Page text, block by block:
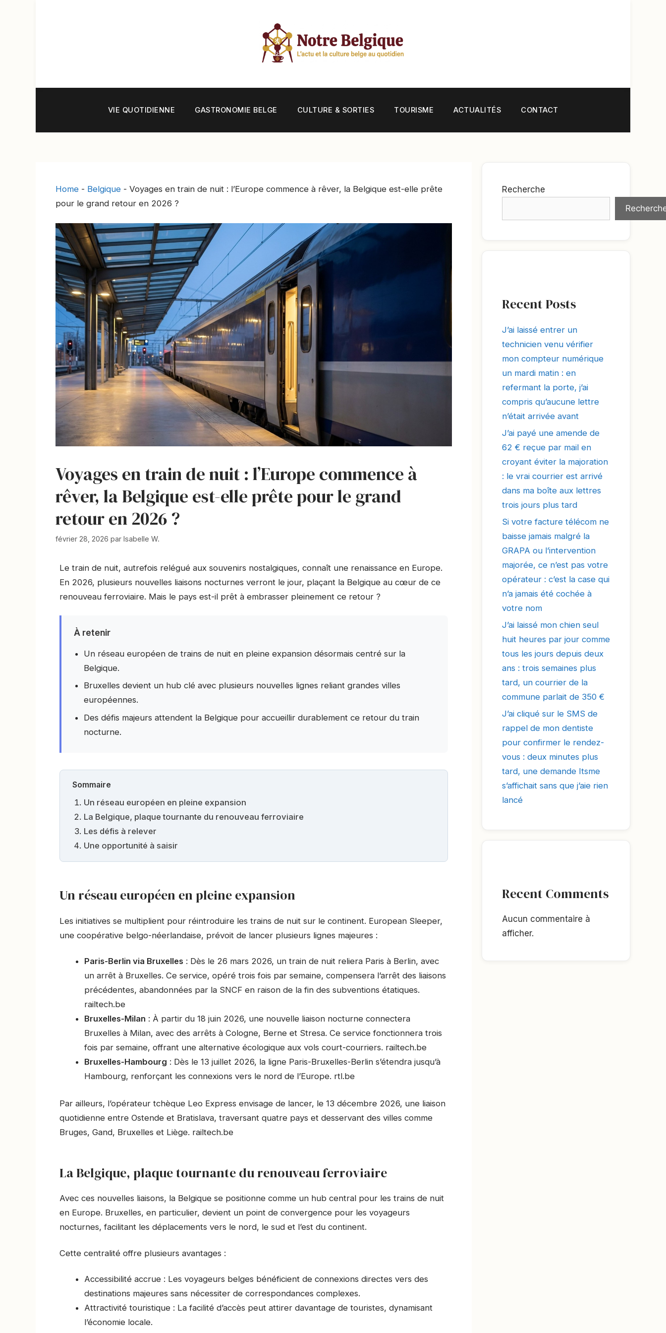
VIE QUOTIDIENNE GASTRONOMIE BELGE CULTURE & SORTIES TOURISME ACTUALITÉS CONTACT
Home - Belgique - Voyages en train de nuit : l’Europe commence à rêver, la Belgique est-elle prête
pour le grand retour en 2026 ?
Voyages en train de nuit : l’Europe commence à
rêver, la Belgique est-elle prête pour le grand
retour en 2026 ?
février 28, 2026 par Isabelle W.
Le train de nuit, autrefois relégué aux souvenirs nostalgiques, connaît une renaissance en Europe.
En 2026, plusieurs nouvelles liaisons nocturnes verront le jour, plaçant la Belgique au cœur de ce
renouveau ferroviaire. Mais le pays est-il prêt à embrasser pleinement ce retour ?
À retenir
Un réseau européen de trains de nuit en pleine expansion désormais centré sur la
Belgique.
Bruxelles devient un hub clé avec plusieurs nouvelles lignes reliant grandes villes
européennes.
Des défis majeurs attendent la Belgique pour accueillir durablement ce retour du train
nocturne.
Sommaire
Un réseau européen en pleine expansion
La Belgique, plaque tournante du renouveau ferroviaire
Les défis à relever
Une opportunité à saisir
Un réseau européen en pleine expansion
Les initiatives se multiplient pour réintroduire les trains de nuit sur le continent. European Sleeper,
une coopérative belgo-néerlandaise, prévoit de lancer plusieurs lignes majeures :
Paris-Berlin via Bruxelles : Dès le 26 mars 2026, un train de nuit reliera Paris à Berlin, avec
un arrêt à Bruxelles. Ce service, opéré trois fois par semaine, compensera l’arrêt des liaisons
précédentes, abandonnées par la SNCF en raison de la fin des subventions étatiques.
railtech.be
Bruxelles-Milan : À partir du 18 juin 2026, une nouvelle liaison nocturne connectera
Bruxelles à Milan, avec des arrêts à Cologne, Berne et Stresa. Ce service fonctionnera trois
fois par semaine, offrant une alternative écologique aux vols court-courriers. railtech.be
Bruxelles-Hambourg : Dès le 13 juillet 2026, la ligne Paris-Bruxelles-Berlin s’étendra jusqu’à
Hambourg, renforçant les connexions vers le nord de l’Europe. rtl.be
Par ailleurs, l’opérateur tchèque Leo Express envisage de lancer, le 13 décembre 2026, une liaison
quotidienne entre Ostende et Bratislava, traversant quatre pays et desservant des villes comme
Bruges, Gand, Bruxelles et Liège. railtech.be
La Belgique, plaque tournante du renouveau ferroviaire
Avec ces nouvelles liaisons, la Belgique se positionne comme un hub central pour les trains de nuit
en Europe. Bruxelles, en particulier, devient un point de convergence pour les voyageurs
nocturnes, facilitant les déplacements vers le nord, le sud et l’est du continent.
Cette centralité offre plusieurs avantages :
Accessibilité accrue : Les voyageurs belges bénéficient de connexions directes vers des
destinations majeures sans nécessiter de correspondances complexes.
Attractivité touristique : La facilité d’accès peut attirer davantage de touristes, dynamisant
l’économie locale.
Recherche
Recent Posts
J’ai laissé entrer un
technicien venu vérifier
mon compteur numérique
un mardi matin : en
refermant la porte, j’ai
compris qu’aucune lettre
n’était arrivée avant
J’ai payé une amende de
62 € reçue par mail en
croyant éviter la majoration
: le vrai courrier est arrivé
dans ma boîte aux lettres
trois jours plus tard
Si votre facture télécom ne
baisse jamais malgré la
GRAPA ou l’intervention
majorée, ce n’est pas votre
opérateur : c’est la case qui
n’a jamais été cochée à
votre nom
J’ai laissé mon chien seul
huit heures par jour comme
tous les jours depuis deux
ans : trois semaines plus
tard, un courrier de la
commune parlait de 350 €
J’ai cliqué sur le SMS de
rappel de mon dentiste
pour confirmer le rendez-
vous : deux minutes plus
tard, une demande Itsme
s’affichait sans que j’aie rien
lancé
Recent Comments
Aucun commentaire à
afficher.